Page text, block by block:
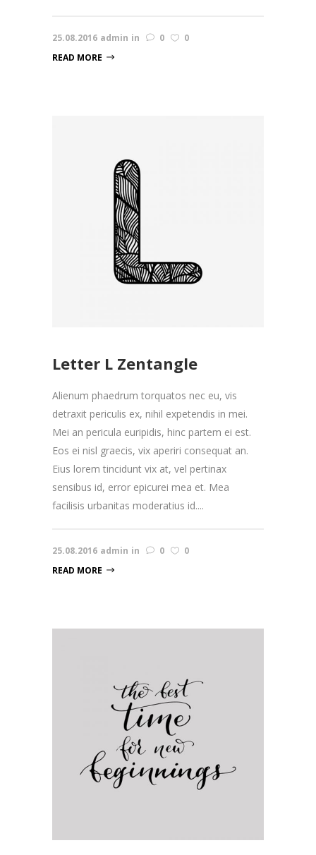
25.08.2016 admin in 0
0
READ MORE
Letter L Zentangle
Alienum phaedrum torquatos nec eu, vis
detraxit periculis ex, nihil expetendis in mei.
Mei an pericula euripidis, hinc partem ei est.
Eos ei nisl graecis, vix aperiri consequat an.
Eius lorem tincidunt vix at, vel pertinax
sensibus id, error epicurei mea et. Mea
facilisis urbanitas moderatius id....
25.08.2016 admin in 0
0
READ MORE